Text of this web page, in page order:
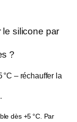
le silicone par
?
°C – réchauffer la
dès +5 °C. Par